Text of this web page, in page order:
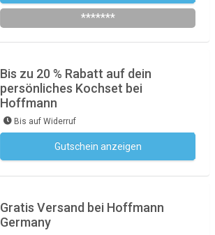
*******
Bis zu 20 % Rabatt auf dein
persönliches Kochset bei
Hoffmann
Bis auf Widerruf
Gutschein anzeigen
Gratis Versand bei Hoffmann
Germany